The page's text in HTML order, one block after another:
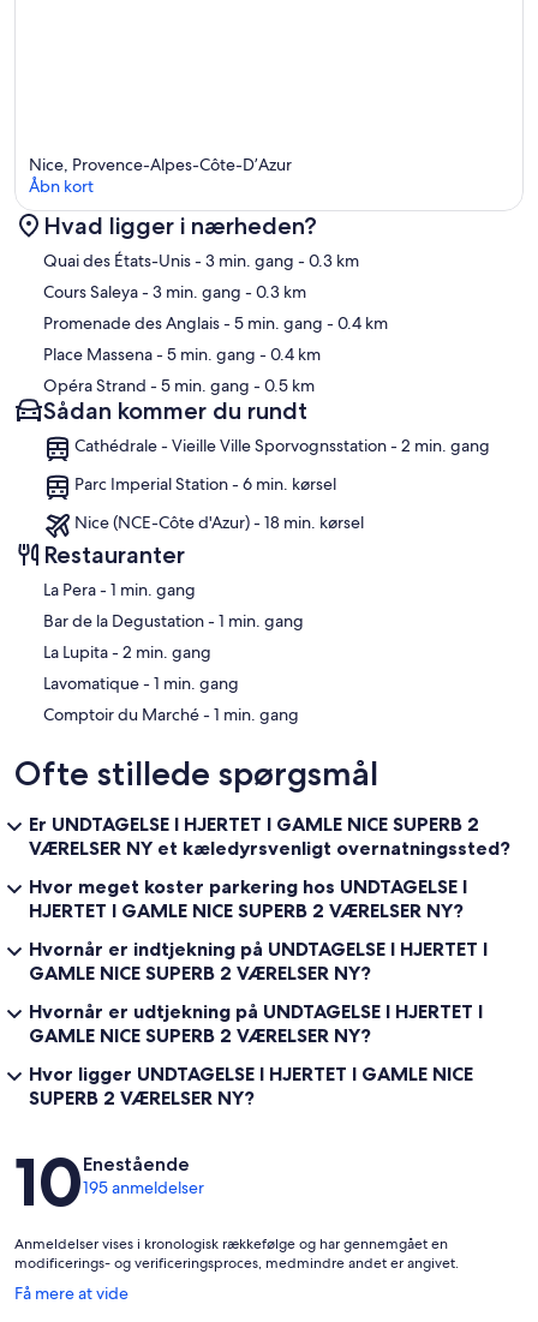
Kort
Nice, Provence-Alpes-Côte-D’Azur
Åbn kort
Hvad ligger i nærheden?
Quai des États-Unis- 3 min. gang - 0.3 km
Cours Saleya- 3 min. gang - 0.3 km
Promenade des Anglais- 5 min. gang - 0.4 km
Place Massena- 5 min. gang - 0.4 km
Opéra Strand - 5 min. gang - 0.5 km
Sådan kommer du rundt
Cathédrale - Vieille Ville Sporvognsstation - 2 min. gang
Parc Imperial Station - 6 min. kørsel
Nice (NCE-Côte d'Azur) - 18 min. kørsel
Restauranter
‪La Pera - ‬1 min. gang
‪Bar de la Degustation - ‬1 min. gang
‪La Lupita - ‬2 min. gang
‪Lavomatique - ‬1 min. gang
‪Comptoir du Marché - ‬1 min. gang
Ofte stillede spørgsmål
Er UNDTAGELSE I HJERTET I GAMLE NICE SUPERB 2
VÆRELSER NY et kæledyrsvenligt overnatningssted?
Hvor meget koster parkering hos UNDTAGELSE I
HJERTET I GAMLE NICE SUPERB 2 VÆRELSER NY?
Hvornår er indtjekning på UNDTAGELSE I HJERTET I
GAMLE NICE SUPERB 2 VÆRELSER NY?
Hvornår er udtjekning på UNDTAGELSE I HJERTET I
GAMLE NICE SUPERB 2 VÆRELSER NY?
Hvor ligger UNDTAGELSE I HJERTET I GAMLE NICE
SUPERB 2 VÆRELSER NY?
Anmeldelser
10Enestående
195 anmeldelser
Anmeldelser vises i kronologisk rækkefølge og har gennemgået en
modificerings- og verificeringsproces, medmindre andet er angivet.
Få mere at vide
Åbner